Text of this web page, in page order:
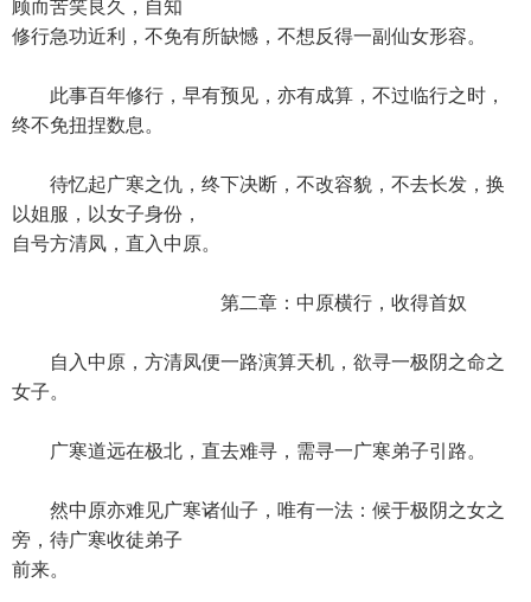
顾而苦笑良久，自知
修行急功近利，不免有所缺憾，不想反得一副仙女形容。
此事百年修行，早有预见，亦有成算，不过临行之时，
终不免扭捏数息。
待忆起广寒之仇，终下决断，不改容貌，不去长发，换
以姐服，以女子身份，
自号方清凤，直入中原。
第二章：中原横行，收得首奴
自入中原，方清凤便一路演算天机，欲寻一极阴之命之
女子。
广寒道远在极北，直去难寻，需寻一广寒弟子引路。
然中原亦难见广寒诸仙子，唯有一法：候于极阴之女之
旁，待广寒收徒弟子
前来。